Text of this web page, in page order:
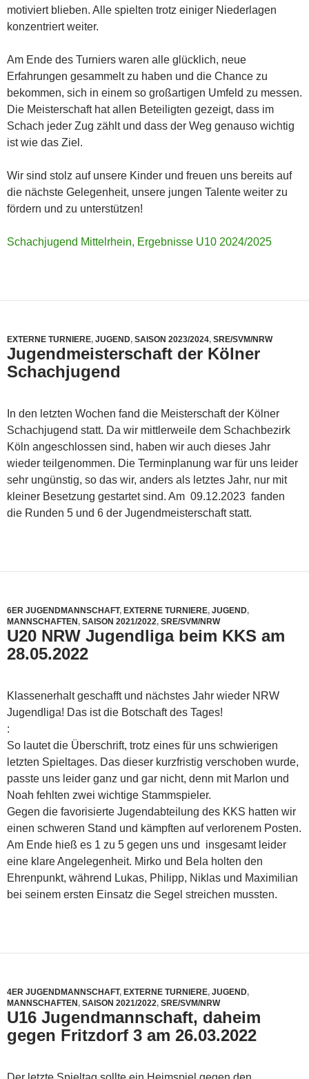
motiviert blieben. Alle spielten trotz einiger Niederlagen
konzentriert weiter.
Am Ende des Turniers waren alle glücklich, neue
Erfahrungen gesammelt zu haben und die Chance zu
bekommen, sich in einem so großartigen Umfeld zu messen.
Die Meisterschaft hat allen Beteiligten gezeigt, dass im
Schach jeder Zug zählt und dass der Weg genauso wichtig
ist wie das Ziel.
Wir sind stolz auf unsere Kinder und freuen uns bereits auf
die nächste Gelegenheit, unsere jungen Talente weiter zu
fördern und zu unterstützen!
Schachjugend Mittelrhein, Ergebnisse U10 2024/2025
EXTERNE TURNIERE, JUGEND, SAISON 2023/2024, SRE/SVM/NRW
Jugendmeisterschaft der Kölner
Schachjugend
In den letzten Wochen fand die Meisterschaft der Kölner
Schachjugend statt. Da wir mittlerweile dem Schachbezirk
Köln angeschlossen sind, haben wir auch dieses Jahr
wieder teilgenommen. Die Terminplanung war für uns leider
sehr ungünstig, so das wir, anders als letztes Jahr, nur mit
kleiner Besetzung gestartet sind. Am 09.12.2023 fanden
die Runden 5 und 6 der Jugendmeisterschaft statt.
6ER JUGENDMANNSCHAFT, EXTERNE TURNIERE, JUGEND,
MANNSCHAFTEN , SAISON 2021/2022, SRE/SVM/NRW
U20 NRW Jugendliga beim KKS am
28.05.2022
Klassenerhalt geschafft und nächstes Jahr wieder NRW
Jugendliga! Das ist die Botschaft des Tages!
:
So lautet die Überschrift, trotz eines für uns schwierigen
letzten Spieltages. Das dieser kurzfristig verschoben wurde,
passte uns leider ganz und gar nicht, denn mit Marlon und
Noah fehlten zwei wichtige Stammspieler.
Gegen die favorisierte Jugendabteilung des KKS hatten wir
einen schweren Stand und kämpften auf verlorenem Posten.
Am Ende hieß es 1 zu 5 gegen uns und insgesamt leider
eine klare Angelegenheit. Mirko und Bela holten den
Ehrenpunkt, während Lukas, Philipp, Niklas und Maximilian
bei seinem ersten Einsatz die Segel streichen mussten.
4ER JUGENDMANNSCHAFT, EXTERNE TURNIERE, JUGEND,
MANNSCHAFTEN , SAISON 2021/2022, SRE/SVM/NRW
U16 Jugendmannschaft, daheim
gegen Fritzdorf 3 am 26.03.2022